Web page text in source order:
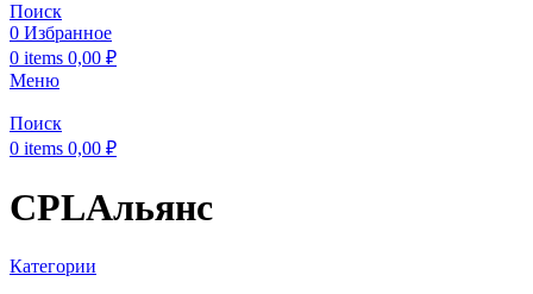
Поиск
0 Избранное
0 items 0,00 ₽
Меню
Поиск
0 items 0,00 ₽
CPLАльянс
Категории